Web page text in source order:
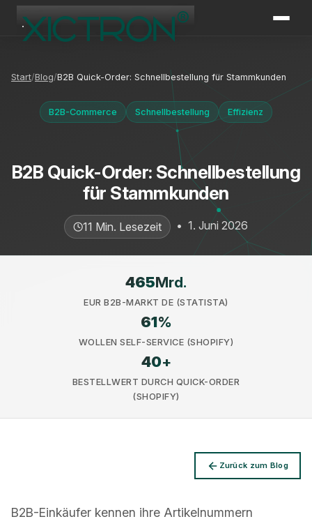
Start Blog B2B Quick-Order: Schnellbestellung für Stammkunden
B2B-Commerce Schnellbestellung Effizienz
B2B Quick-Order: Schnellbestellung
für Stammkunden
11 Min. Lesezeit • 1. Juni 2026
465Mrd.
EUR B2B-MARKT DE (STATISTA)
61%
WOLLEN SELF-SERVICE (SHOPIFY)
40+
BESTELLWERT DURCH QUICK-ORDER
(SHOPIFY)
Zurück zum Blog
B2B-Einkäufer kennen ihre Artikelnummern
XICTRON